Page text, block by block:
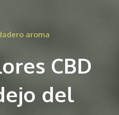
aroma
CBD
del